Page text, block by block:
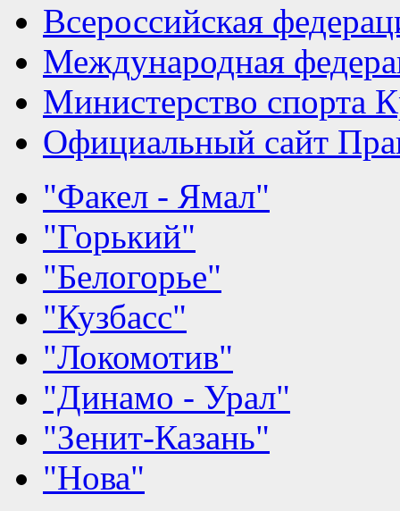
Всероссийская
Международная
Министерство спорта
Официальный сайт
"Факел - Ямал"
"Горький"
"Белогорье"
"Кузбасс"
"Локомотив"
"Динамо - Урал"
"Зенит-Казань"
"Нова"